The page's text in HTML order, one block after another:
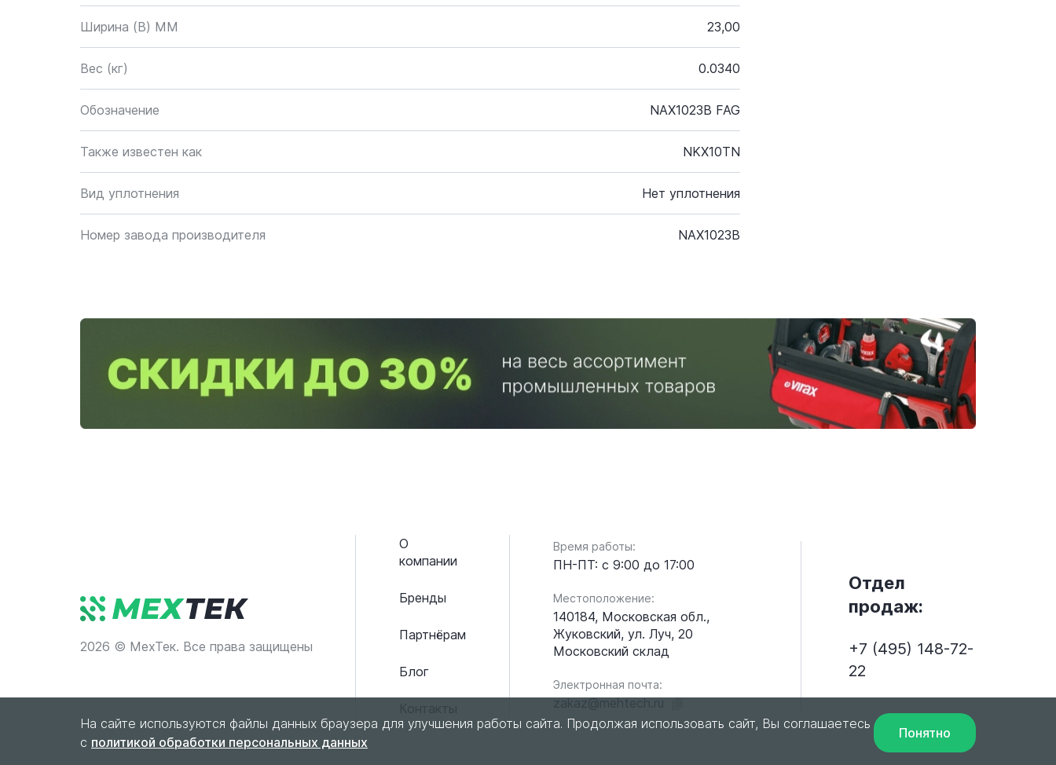
Ширина (B) MM 23,00
Вес (кг) 0.0340
Обозначение NAX1023B FAG
Также известен как NKX10TN
Вид уплотнения Нет уплотнения
Номер завода производителя NAX1023B
2026 © МехТек. Все права защищены
О
компании
Бренды
Партнёрам
Блог
Время работы:
ПН-ПТ: с 9:00 до 17:00
Местоположение:
140184, Московская обл.,
Жуковский, ул. Луч, 20
Московский склад
Электронная почта:
zakaz@mehtech.ru
Отдел
продаж:
+7 (495) 148-72-
22
На сайте используются файлы данных браузера для улучшения работы сайта. Продолжая использовать сайт, Вы соглашаетесь
с политикой обработки персональных данных
Понятно